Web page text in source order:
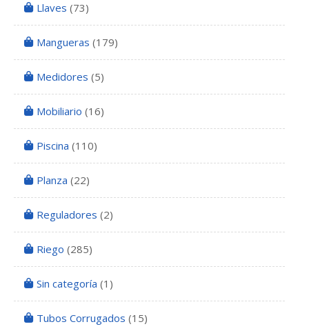
Llaves (73)
Mangueras (179)
Medidores (5)
Mobiliario (16)
Piscina (110)
Planza (22)
Reguladores (2)
Riego (285)
Sin categoría (1)
Tubos Corrugados (15)